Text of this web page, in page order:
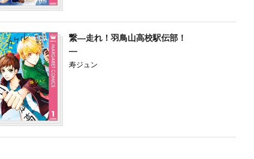
繋―走れ！羽鳥山高校駅伝部！
―
寿ジュン